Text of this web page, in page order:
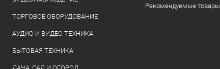
ТОРГОВОЕ ОБОРУДОВАНИЕ
АУДИО И ВИДЕО ТЕХНИКА
БЫТОВАЯ ТЕХНИКА
Рекомендуемые товары